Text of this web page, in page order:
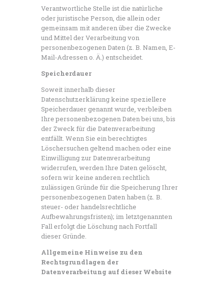
Verantwortliche Stelle ist die natürliche
oder juristische Person, die allein oder
gemeinsam mit anderen über die Zwecke
und Mittel der Verarbeitung von
personenbezogenen Daten (z. B. Namen, E-
Mail-Adressen o. Ä.) entscheidet.
Speicherdauer
Soweit innerhalb dieser
Datenschutzerklärung keine speziellere
Speicherdauer genannt wurde, verbleiben
Ihre personenbezogenen Daten bei uns, bis
der Zweck für die Datenverarbeitung
entfällt. Wenn Sie ein berechtigtes
Löschersuchen geltend machen oder eine
Einwilligung zur Datenverarbeitung
widerrufen, werden Ihre Daten gelöscht,
sofern wir keine anderen rechtlich
zulässigen Gründe für die Speicherung Ihrer
personenbezogenen Daten haben (z. B.
steuer- oder handelsrechtliche
Aufbewahrungsfristen); im letztgenannten
Fall erfolgt die Löschung nach Fortfall
dieser Gründe.
Allgemeine Hinweise zu den
Rechtsgrundlagen der
Datenverarbeitung auf dieser Website